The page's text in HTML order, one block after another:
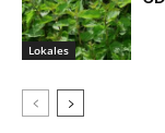
Lokales